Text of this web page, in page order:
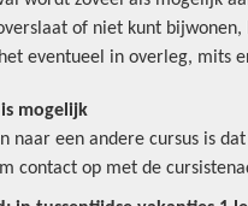
of niet kunt
eventueel in overleg, mits
mogelijk
naar een andere cursus is
contact op met de